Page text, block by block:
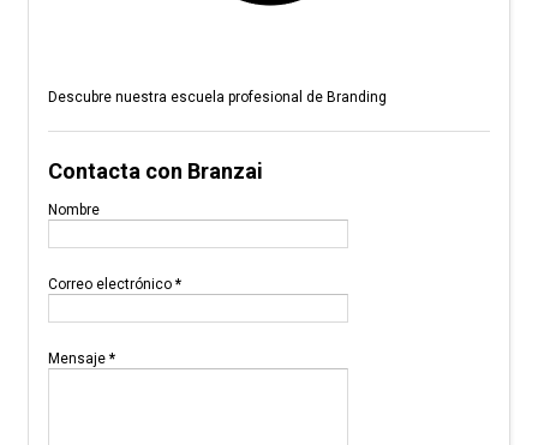
Descubre nuestra escuela profesional de Branding
Contacta con Branzai
Nombre
Correo electrónico *
Mensaje *